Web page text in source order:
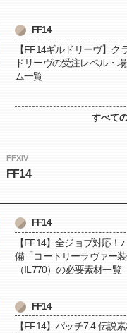
FF14
【FF14ギルドリーヴ】ク
ドリーヴの受注レベル・
ム一覧
すべて
FFXIV
FF14
FF14
【FF14】全ジョブ対応！
備「コートリーラヴァー
（IL770）の必要素材一覧
FF14
【FF14】パッチ7.4 伝説